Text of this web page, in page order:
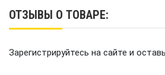
ОТЗЫВЫ О ТОВАРЕ:
Зарегистрируйтесь на сайте и